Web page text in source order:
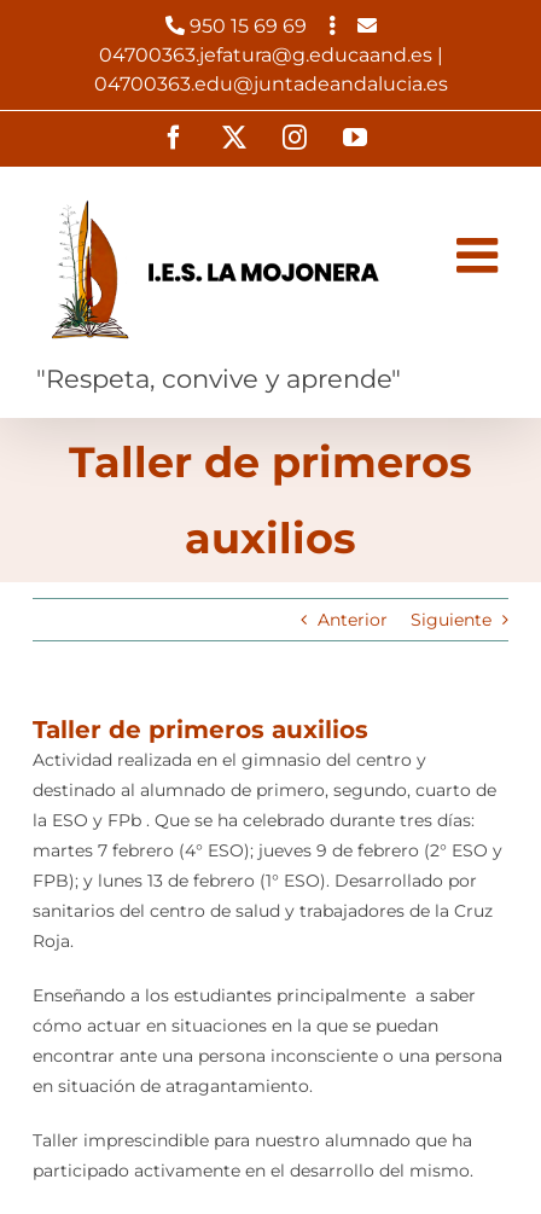
950 15 69 69
04700363.jefatura@g.educaand.es |
04700363.edu@juntadeandalucia.es
Facebook InstagramYouTube
"Respeta, convive y aprende"
Taller de primeros
auxilios
Anterior Siguiente
Taller de primeros auxilios
Actividad realizada en el gimnasio del centro y
destinado al alumnado de primero, segundo, cuarto de
la ESO y FPb . Que se ha celebrado durante tres días:
martes 7 febrero (4° ESO); jueves 9 de febrero (2° ESO y
FPB); y lunes 13 de febrero (1° ESO). Desarrollado por
sanitarios del centro de salud y trabajadores de la Cruz
Roja.
Enseñando a los estudiantes principalmente a saber
cómo actuar en situaciones en la que se puedan
encontrar ante una persona inconsciente o una persona
en situación de atragantamiento.
Taller imprescindible para nuestro alumnado que ha
participado activamente en el desarrollo del mismo.